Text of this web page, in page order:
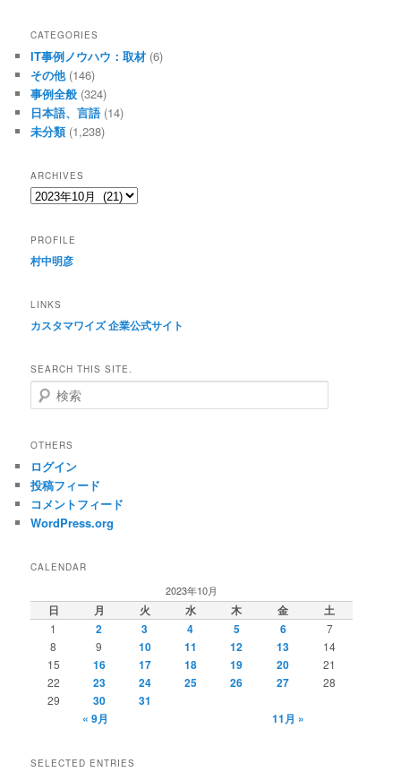
CATEGORIES
IT事例ノウハウ：取材 (6)
その他(146)
事例全般 (324)
日本語、言語(14)
未分類(1,238)
ARCHIVES
archives
PROFILE
村中明彦
LINKS
カスタマワイズ 企業公式サイト
SEARCH THIS SITE.
検
索
OTHERS
ログイン
投稿フィード
コメントフィード
WordPress.org
CALENDAR
2023年10月
日 月 火 水 木 金 土
1 2 3 4 5 6
7
8
9 10 11 12 13
14
15
16 17 18 19 20
21
22
23 24 25 26 27
28
29
30
31
« 9月
11月 »
SELECTED ENTRIES